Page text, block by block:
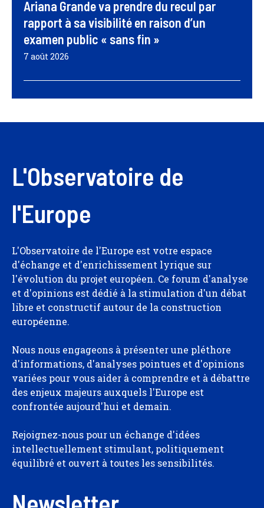
Ariana Grande va prendre du recul par
rapport à sa visibilité en raison d’un
examen public « sans fin »
7 août 2026
L'Observatoire de
l'Europe
L'Observatoire de l'Europe est votre espace
d'échange et d'enrichissement lyrique sur
l'évolution du projet européen. Ce forum d'analyse
et d'opinions est dédié à la stimulation d'un débat
libre et constructif autour de la construction
européenne.
Nous nous engageons à présenter une pléthore
d'informations, d'analyses pointues et d'opinions
variées pour vous aider à comprendre et à débattre
des enjeux majeurs auxquels l'Europe est
confrontée aujourd'hui et demain.
Rejoignez-nous pour un échange d'idées
intellectuellement stimulant, politiquement
équilibré et ouvert à toutes les sensibilités.